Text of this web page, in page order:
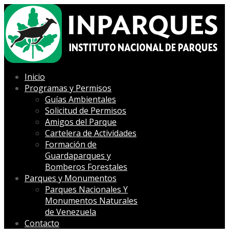
Inicio
Programas y Permisos
Guías Ambientales
Solicitud de Permisos
Amigos del Parque
Cartelera de Actividades
Formación de
Guardaparques y
Bomberos Forestales
Parques y Monumentos
Parques Nacionales Y
Monumentos Naturales
de Venezuela
Contacto